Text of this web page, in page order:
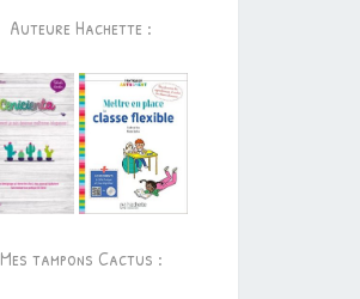
Auteure Hachette :
Mes tampons Cactus :